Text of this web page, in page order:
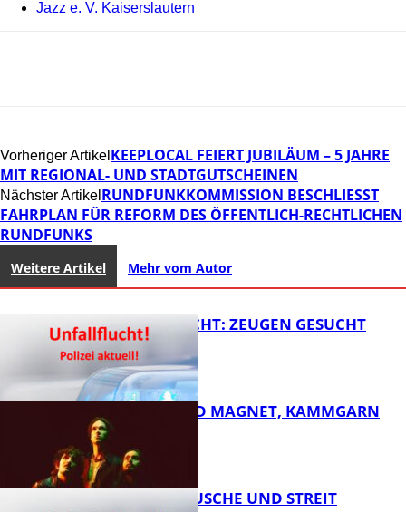
Jazz e. V. Kaiserslautern
Vorheriger Artikel KEEPLOCAL FEIERT JUBILÄUM – 5 JAHRE
MIT REGIONAL- UND STADTGUTSCHEINEN
Nächster Artikel RUNDFUNKKOMMISSION BESCHLIESST F
AHRPLAN FÜR REFORM DES ÖFFENTLICH-RECHTLICHEN R
UNDFUNKS
Weitere Artikel Mehr vom Autor
UNFALLFLUCHT: ZEUGEN GESUCHT
DIRTY SOUND MAGNET, KAMMGARN
KNALLGERÄUSCHE UND STREIT